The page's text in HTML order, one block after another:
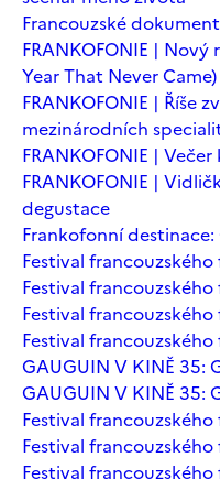
Francouzské
FRANKOFONIE |
Year That Never Came)
FRANKOFONIE | Říše
mezinárodních
FRANKOFONIE |
FRANKOFONIE |
degustace
Frankofonní
Festival
Festival
Festival
Festival
GAUGUIN V KINĚ 35:
GAUGUIN V KINĚ 35:
Festival
Festival
Festival